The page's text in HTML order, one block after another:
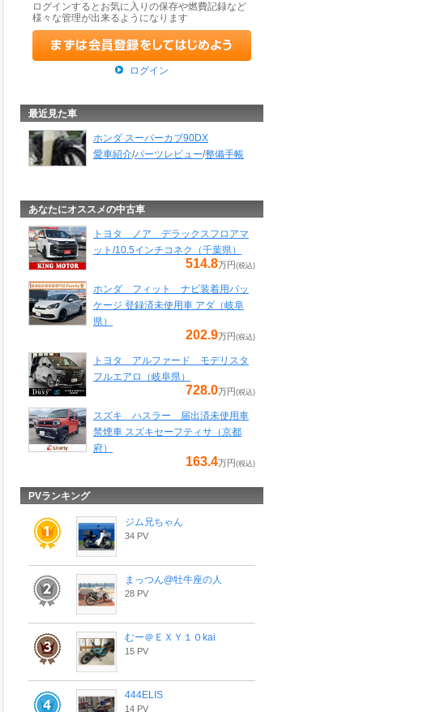
ログインするとお気に入りの保存や燃費記録など
様々な管理が出来るようになります
ログイン
最近見た車
ホンダ スーパーカブ90DX
愛車紹介/パーツレビュー/整備手帳
あなたにオススメの中古車
トヨタ ノア デラックスフロアマ
ット/10.5インチコネク（千葉県）
514.8万円 (税込)
ホンダ フィット ナビ装着用パッ
ケージ 登録済未使用車 アダ（岐阜
県）
202.9万円 (税込)
トヨタ アルファード モデリスタ
フルエアロ（岐阜県）
728.0万円 (税込)
スズキ ハスラー 届出済未使用車
禁煙車 スズキセーフティサ（京都
府）
163.4万円 (税込)
PVランキング
ジム兄ちゃん
34 PV
まっつん@牡牛座の人
28 PV
むー＠ＥＸＹ１０kai
15 PV
444ELIS
14 PV